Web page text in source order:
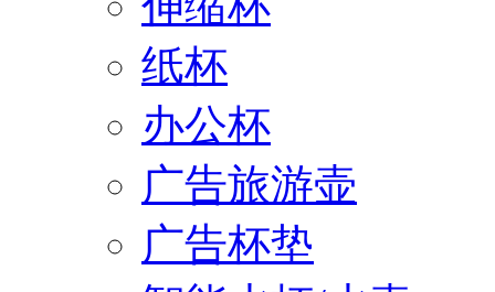
纸杯
办公杯
广告旅游壶
广告杯垫